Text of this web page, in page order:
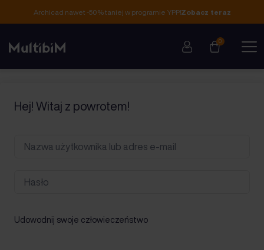
Archicad nawet -50% taniej w programie YPP!Zobacz teraz
0
Hej! Witaj z powrotem!
Udowodnij swoje człowieczeństwo